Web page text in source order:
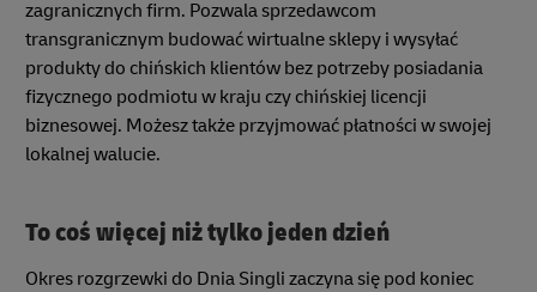
zagranicznych firm. Pozwala sprzedawcom
transgranicznym budować wirtualne sklepy i wysyłać
produkty do chińskich klientów bez potrzeby posiadania
fizycznego podmiotu w kraju czy chińskiej licencji
biznesowej. Możesz także przyjmować płatności w swojej
lokalnej walucie.
To coś więcej niż tylko jeden dzień
Okres rozgrzewki do Dnia Singli zaczyna się pod koniec